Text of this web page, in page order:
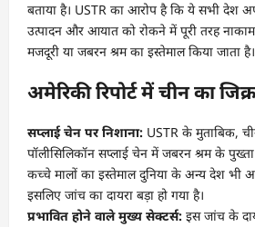
बताया है। USTR का आरोप है कि ये सभी देश
उत्पादन और आयात को रोकने में पूरी तरह
मजदूरी या जबरन श्रम का इस्तेमाल किया जाता है।
अमेरिकी रिपोर्ट में चीन का जिक्र
सप्लाई चेन पर निशाना: USTR के मुताबिक,
पॉलीसिलिकॉन सप्लाई चेन में जबरन श्रम के
कच्चे मालों का इस्तेमाल दुनिया के अन्य देश भी
इसलिए जांच का दायरा बड़ा हो गया है।
प्रभावित होने वाले मुख्य सेक्टर्स: इस जांच के